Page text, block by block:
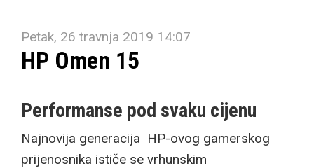
Petak, 26 travnja 2019 14:07
HP Omen 15
Performanse pod svaku cijenu
Najnovija generacija HP-ovog gamerskog
prijenosnika ističe se vrhunskim